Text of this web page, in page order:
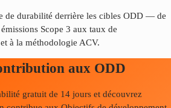
de durabilité derrière les cibles ODD — de
Scope 3 aux taux de
à la méthodologie ACV.
aux ODD
gratuit de 14 jours et découvrez